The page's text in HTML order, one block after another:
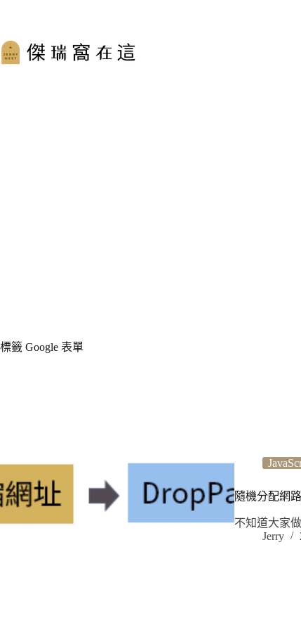
主
要
標籤 Google 表單
隨機分配網路
不知道大家
Jerry